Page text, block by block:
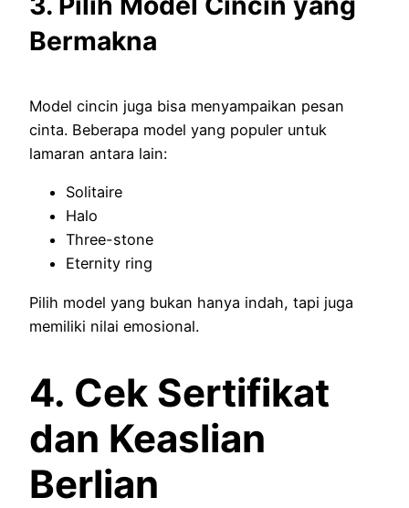
Bermakna
Model cincin juga bisa menyampaikan pesan
cinta. Beberapa model yang populer untuk
lamaran antara lain:
Solitaire
Halo
Three-stone
Eternity ring
Pilih model yang bukan hanya indah, tapi juga
memiliki nilai emosional.
4. Cek Sertifikat
dan Keaslian
Berlian